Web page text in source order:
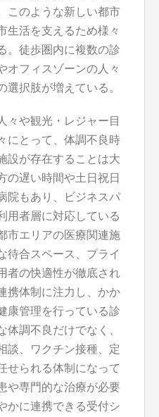
このような新しい都市
生活を支えるため様々
。徒歩圏内に複数の診
オフィスゾーンの人々
選択肢が増えている。
々や観光・レジャー目
にとって、体調不良時
設が存在することは大
の遅い時間や土日祝日
院もあり、ビジネスパ
用者層に対応している
市エリアの医療関連施
待合スペース、プライ
者の快適性が徹底され
携体制に注力し、かか
康管理を行っている診
体調不良だけでなく、
談、ワクチン接種、定
せられる体制になって
や専門的な治療が必要
かに連携できる受付シ